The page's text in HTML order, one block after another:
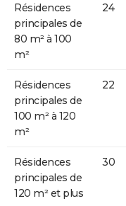
Résidences
principales de
80 m² à 100
m²
24
Résidences
principales de
100 m² à 120
m²
22
Résidences
principales de
120 m² et plus
30